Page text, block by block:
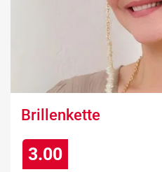
Brillenkette
3.00